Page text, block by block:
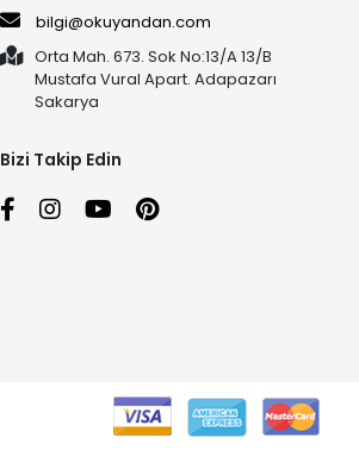
bilgi@okuyandan.com
Orta Mah. 673. Sok No:13/A 13/B
Mustafa Vural Apart. Adapazarı
Sakarya
Bizi Takip Edin